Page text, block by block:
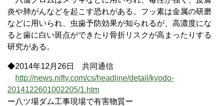
炎や肺がんなどを起こす恐れがある。フッ素は金属の研磨
などに用いられ、虫歯予防効果が知られるが、高濃度にな
ると歯に白い斑点ができたり骨折リスクが高まったりする
研究がある。
◆2014年12月26日 共同通信
http://news.nifty.com/cs/headline/detail/kyodo-
2014122601002205/1.htm
ー八ツ場ダム工事現場で有害物質ー